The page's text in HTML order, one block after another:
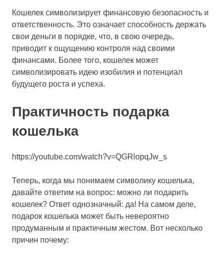
Кошелек символизирует финансовую безопасность и
ответственность. Это означает способность держать
свои деньги в порядке, что, в свою очередь,
приводит к ощущению контроля над своими
финансами. Более того, кошелек может
символизировать идею изобилия и потенциал
будущего роста и успеха.
Практичность подарка
кошелька
https://youtube.com/watch?v=QGRlopqJw_s
Теперь, когда мы понимаем символику кошелька,
давайте ответим на вопрос: можно ли подарить
кошелек? Ответ однозначный: да! На самом деле,
подарок кошелька может быть невероятно
продуманным и практичным жестом. Вот несколько
причин почему: